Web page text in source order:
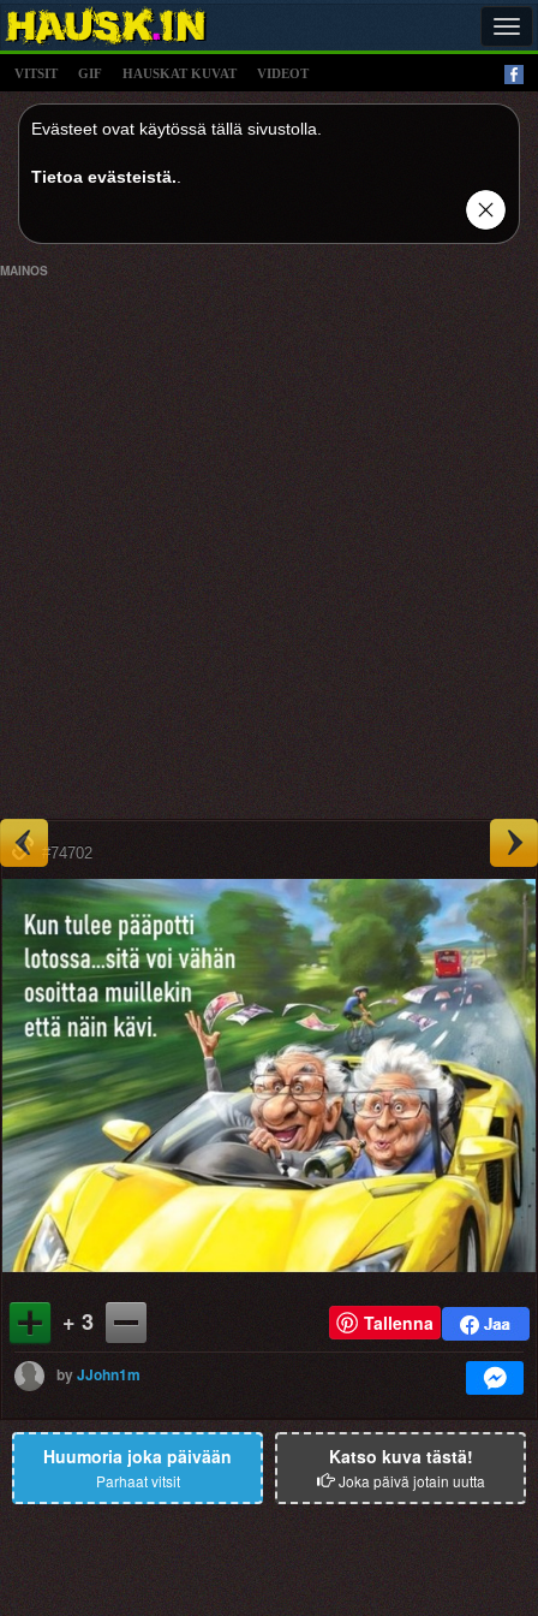
VITSIT GIF HAUSKAT KUVAT VIDEOT
Evästeet ovat käytössä tällä sivustolla.
Tietoa evästeistä.
MAINOS
#74702
+ 3 Tallenna
byJJohn1m
Huumoria joka päivään
Parhaat vitsit
Katso kuva tästä!
Joka päivä jotain uutta